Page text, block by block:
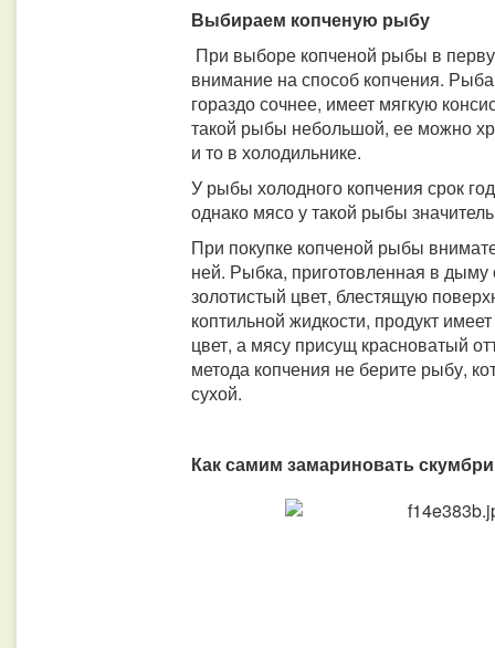
Выбираем копченую рыбу
При выборе копченой рыбы в
внимание на способ копчения. Рыба
гораздо сочнее, имеет мягкую
такой рыбы небольшой, ее можно
и то в холодильнике.
У рыбы холодного копчения срок
однако мясо у такой рыбы
При покупке копченой рыбы
ней. Рыбка, приготовленная в дыму
золотистый цвет, блестящую
коптильной жидкости, продукт
цвет, а мясу присущ красноватый
метода копчения не берите рыбу,
сухой.
Как самим замариновать